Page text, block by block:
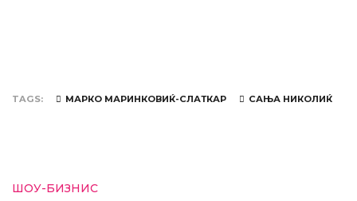
TAGS МАРКО МАРИНКОВИЌ-СЛАТКАР САЊА НИКОЛИЌ
ШОУ-БИЗНИС